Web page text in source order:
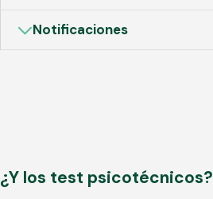
Notificaciones
¿Y los test psicotécnicos?